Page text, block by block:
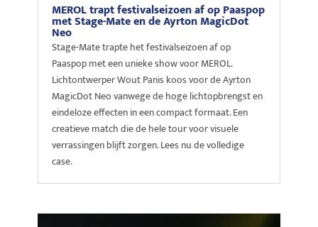
MEROL trapt festivalseizoen af op Paaspop
met Stage-Mate en de Ayrton MagicDot
Neo
Stage-Mate trapte het festivalseizoen af op
Paaspop met een unieke show voor MEROL.
Lichtontwerper Wout Panis koos voor de Ayrton
MagicDot Neo vanwege de hoge lichtopbrengst en
eindeloze effecten in een compact formaat. Een
creatieve match die de hele tour voor visuele
verrassingen blijft zorgen. Lees nu de volledige
case.